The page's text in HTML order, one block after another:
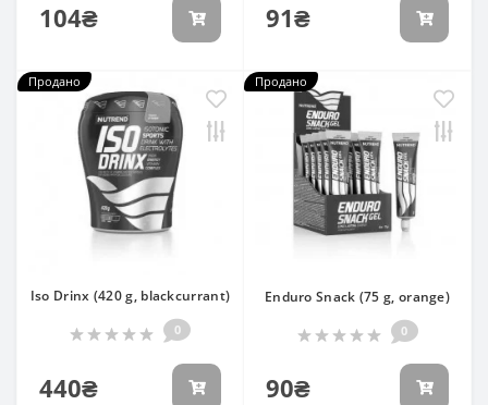
104₴ 91₴
Продано
Iso Drinx (420 g, blackcurrant)
0
440₴
Продано
Enduro Snack (75 g, orange)
0
90₴